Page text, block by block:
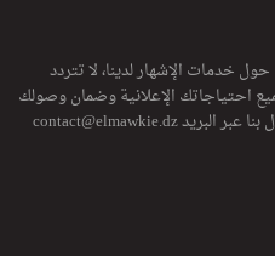
خدمات الإشهار لدينا، لا تتردد
احتياجاتك الإعلانية وضمان وصولك
عبر البريدcontact@elmawkie.dz